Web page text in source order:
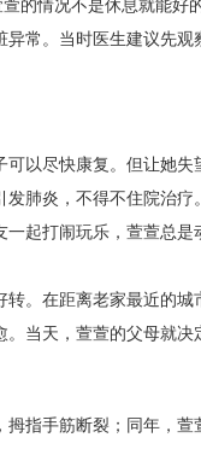
的情况不是休息就能好的
常。当时医生建议先
以尽快康复。但让她
肺炎，不得不住院治疗。
起打闹玩乐，萱萱总
。在距离老家最近的
当天，萱萱的父母就决
指手筋断裂；同年，